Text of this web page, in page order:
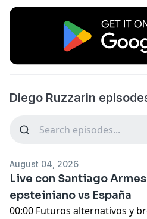
Diego Ruzzarin
August 04, 2026
Live con Santiago
epsteiniano vs España
00:00 Futuros alternativos y